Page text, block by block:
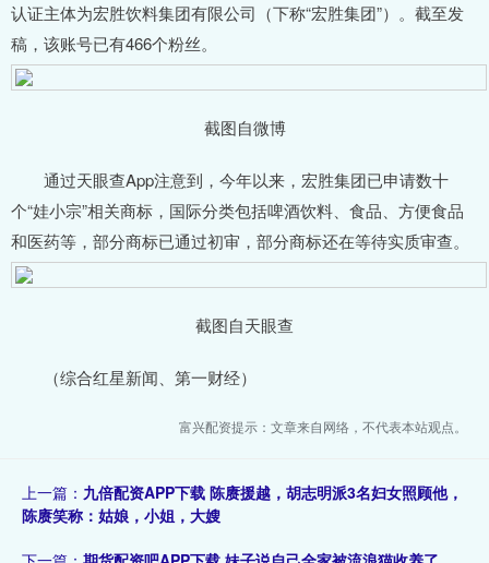
认证主体为宏胜饮料集团有限公司（下称“宏胜集团”）。截至发
稿，该账号已有466个粉丝。
截图自微博
通过天眼查App注意到，今年以来，宏胜集团已申请数十
个“娃小宗”相关商标，国际分类包括啤酒饮料、食品、方便食品
和医药等，部分商标已通过初审，部分商标还在等待实质审查。
截图自天眼查
（综合红星新闻、第一财经）
富兴配资提示：文章来自网络，不代表本站观点。
上一篇： 九倍配资APP下载 陈赓援越，胡志明派3名妇女照顾他，
陈赓笑称：姑娘，小姐，大嫂